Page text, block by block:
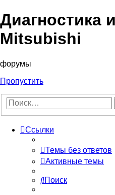
Диагностика
Mitsubishi
форумы
Пропустить
Ссылки
Темы без ответов
Активные темы
Поиск